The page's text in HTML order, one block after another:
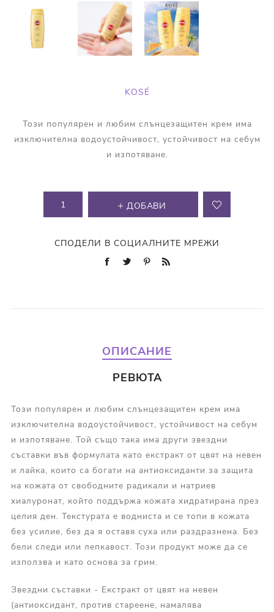
KOSÉ
Този популярен и любим слънцезащитен крем има
изключителна водоустойчивост, устойчивост на себум
и изпотяване.
ДОБАВИ
СПОДЕЛИ В СОЦИАЛНИТЕ МРЕЖИ
ОПИСАНИЕ
РЕВЮТА
Този популярен и любим слънцезащитен крем има
изключителна водоустойчивост, устойчивост на себум
и изпотяване. Той също така има други звездни
съставки във формулата като екстракт от цвят на невен
и лайка, които са богати на антиоксиданти за защита
на кожата от свободните радикали и натриев
хиалуронат, който поддържа кожата хидратирана през
целия ден. Текстурата е водниста и се топи в кожата
без усилие, без да я оставя суха или раздразнена. Без
бели следи или лепкавост. Този продукт може да се
използва и като основа за грим.
Звездни съставки - Екстракт от цвят на невен
(антиоксидант, против стареене, намалява